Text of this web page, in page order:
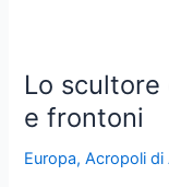
Lo
e frontoni
Europa,Acropoli di